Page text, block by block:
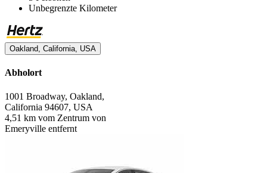
Unbegrenzte Kilometer
Oakland, California, USA
Abholort
1001 Broadway, Oakland,
California 94607, USA
4,51 km vom Zentrum von
Emeryville entfernt